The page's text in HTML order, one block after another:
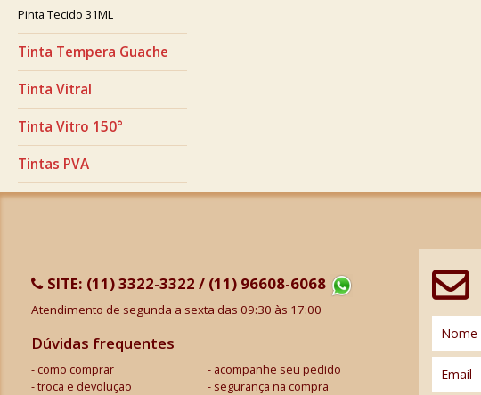
Pinta Tecido 31ML
Tinta Tempera Guache
Tinta Vitral
Tinta Vitro 150°
Tintas PVA
SITE: (11) 3322-3322 / (11) 96608-6068
Atendimento de segunda a sexta das 09:30 às 17:00
Dúvidas frequentes
como comprar
acompanhe seu pedido
troca e devolução
segurança na compra
Nome
Email